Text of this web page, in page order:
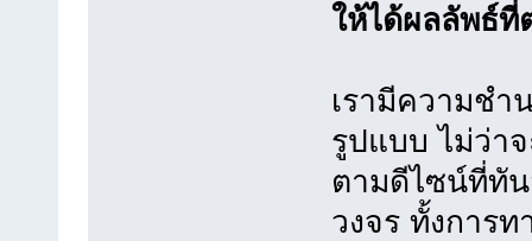
ให้ได้ผลลัพธ์ที่
เรามีความชำ
รูปแบบ ไม่ว่า
ตามดีไซน์ที่ทั
วงจร ทั้งการ